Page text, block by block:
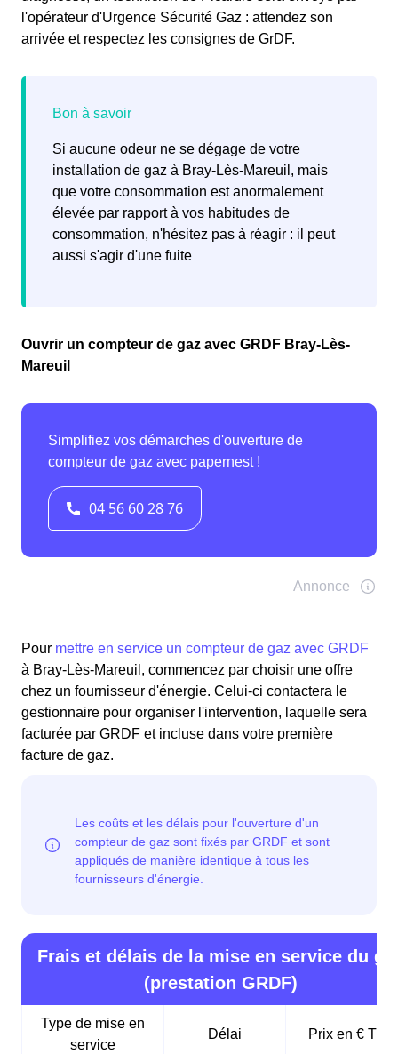
l'opérateur d'Urgence Sécurité Gaz : attendez son
arrivée et respectez les consignes de GrDF.
Si aucune odeur ne se dégage de votre
installation de gaz à Bray-Lès-Mareuil, mais
que votre consommation est anormalement
élevée par rapport à vos habitudes de
consommation, n'hésitez pas à réagir : il peut
aussi s'agir d'une fuite
Ouvrir un compteur de gaz avec GRDF Bray-Lès-
Mareuil
Pour mettre en service un compteur de gaz avec GRDF
à Bray-Lès-Mareuil, commencez par choisir une offre
chez un fournisseur d'énergie. Celui-ci contactera le
gestionnaire pour organiser l'intervention, laquelle sera
facturée par GRDF et incluse dans votre première
facture de gaz.
Frais et délais de la mise en service du
(prestation GRDF)
Type de mise en
service
Délai Prix en € TTC